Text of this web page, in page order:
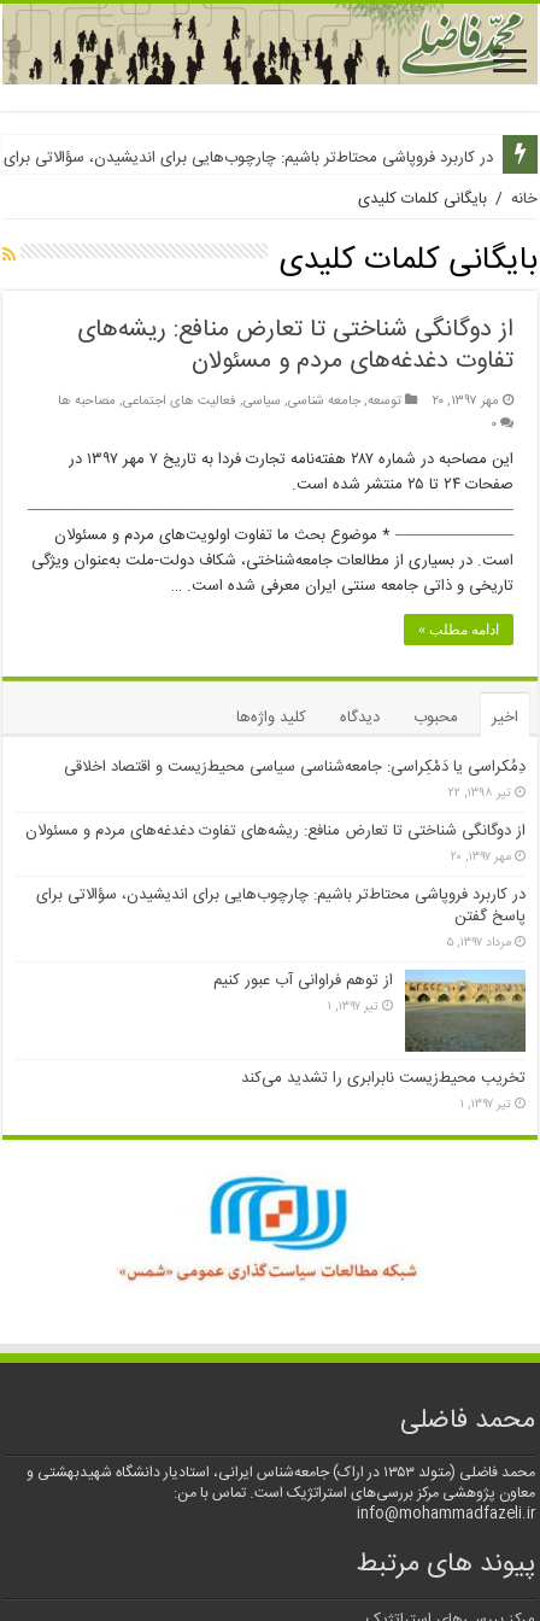
در کاربرد فروپاشی محتاط‌تر باشیم: چارچوب‌هایی برای اندیشیدن، سؤالاتی
خانه / بایگانی کلمات کلیدی
بایگانی کلمات کلیدی
از دوگانگی شناختی تا تعارض منافع: ریشه‌های
تفاوت دغدغه‌های مردم و مسئولان
مهر ۱۳۹۷, ۲۰ توسعه,جامعه شناسی, سیاسی, فعالیت های اجتماعی, مصاحبه ها
۰
این مصاحبه در شماره ۲۸۷ هفته‌نامه تجارت فردا به تاریخ ۷ مهر ۱۳۹۷ در
صفحات ۲۴ تا ۲۵ منتشر شده است.
———————————————————————————————
———————– * موضوع بحث ما تفاوت اولویت‌های مردم و مسئولان
است. در بسیاری از مطالعات جامعه‌شناختی، شکاف دولت-ملت به‌عنوان ویژگی
تاریخی و ذاتی جامعه سنتی ایران معرفی شده است. …
ادامه مطلب »
اخیر محبوب دیدگاه
کلید واژه‌ها
دِمُکراسی یا دَمْکِراسی: جامعه‌شناسی سیاسی محیط‌زیست و اقتصاد اخلاقی
تیر ۱۳۹۸, ۲۲
از دوگانگی شناختی تا تعارض منافع: ریشه‌های تفاوت دغدغه‌های مردم و مسئولان
مهر ۱۳۹۷, ۲۰
در کاربرد فروپاشی محتاط‌تر باشیم: چارچوب‌هایی برای اندیشیدن، سؤالاتی برای
پاسخ گفتن
مرداد ۱۳۹۷, ۵
از توهم فراوانی آب عبور کنیم
تیر ۱۳۹۷, ۱
تخریب محیط‌زیست نابرابری را تشدید می‌کند
تیر ۱۳۹۷, ۱
محمد فاضلی
محمد فاضلی (متولد ۱۳۵۳ در اراک) جامعه‌شناس ایرانی، استادیار دانشگاه شهیدبهشتی و
معاون پژوهشی مرکز بررسی‌های استراتژیک است. تماس با من:
info@mohammadfazeli.ir
پیوند های مرتبط